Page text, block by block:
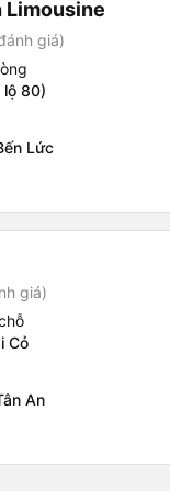
Limousine
giá)
lộ 80)
Lức
giá)
Cỏ
An